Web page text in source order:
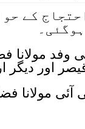
فروری کے
وفد
اور دیگر